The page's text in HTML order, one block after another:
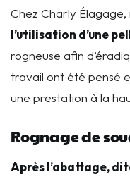
Chez Charly
l’utilisation d’une
rogneuse afin
travail ont été pensé
une prestation à la
Rognage de
Après l’abattage,